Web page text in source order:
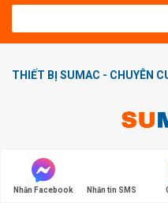
THIẾT BỊ SUMAC - CHUYÊN
THÔNG TIN CÔNG TY
ĐC: Số nhà 05 ngõ 355/114
Nhắn Facebook Nhắn tin SMS